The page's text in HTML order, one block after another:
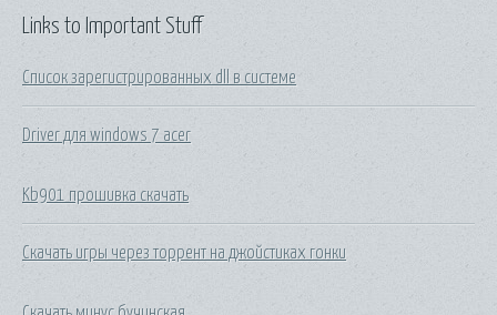
Links to Important Stuff
Список зарегистрированных dll в системе
Driver для windows 7 acer
Kb901 прошивка скачать
Скачать игры через торрент на джойстиках гонки